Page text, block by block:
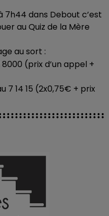
7h44 dans Debout c’est
au Quiz de la Mère
au sort :
(prix d’un appel +
7 14 15 (2x0,75€ + prix